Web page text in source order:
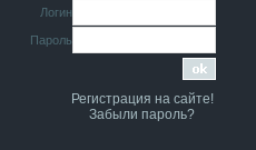
iMrCoffeeBLR4
11 июля 2026
[b]era124[/b],
Ага понял буду знать спасибо
era124
7 июля 2026
Логин
Пароль
Регистрация на сайте!
Забыли пароль?